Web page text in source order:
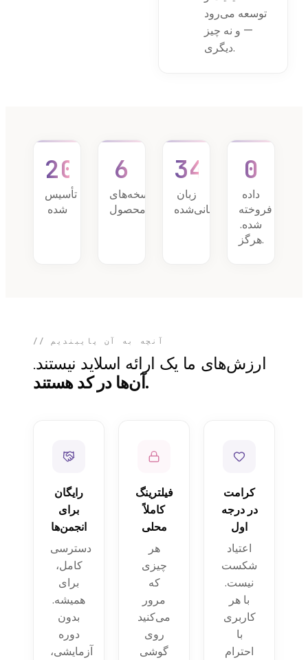
توسعه می‌رود
— و نه چیز
دیگری.
2022
تأسیس
شده
6
نسخه‌های
محصول
34
زبان
پشتیبانی‌شده
0
داده
فروخته
شده.
هرگز.
// آنچه به آن پایبندیم
ارزش‌های ما یک ارائه اسلاید نیستند.
آن‌ها در کد هستند.
رایگان
برای
انجمن‌ها
دسترسی
کامل،
برای
همیشه.
بدون
دوره
آزمایشی،
فیلترینگ
کاملاً
محلی
هر
چیزی
که
مرور
می‌کنید
روی
گوشی
کرامت
در درجه
اول
اعتیاد
شکست
نیست.
با هر
کاربری
با
احترام